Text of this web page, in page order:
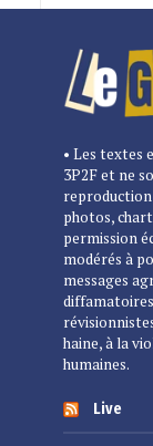
• Les textes
3P2F et ne
reproduction
photos,
permission
modérés à
messages
haine, à la
humaines.
Live